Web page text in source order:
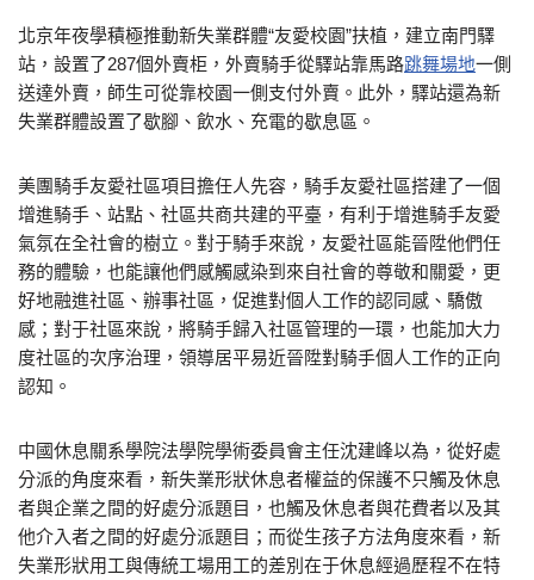
北京年夜學積極推動新失業群體“友愛校園”扶植，建立南門驛
站，設置了287個外賣柜，外賣騎手從驛站靠馬路跳舞場地一側
送達外賣，師生可從靠校園一側支付外賣。此外，驛站還為新
失業群體設置了歇腳、飲水、充電的歇息區。
美團騎手友愛社區項目擔任人先容，騎手友愛社區搭建了一個
增進騎手、站點、社區共商共建的平臺，有利于增進騎手友愛
氣氛在全社會的樹立。對于騎手來說，友愛社區能晉陞他們任
務的體驗，也能讓他們感觸感染到來自社會的尊敬和關愛，更
好地融進社區、辦事社區，促進對個人工作的認同感、驕傲
感；對于社區來說，將騎手歸入社區管理的一環，也能加大力
度社區的次序治理，領導居平易近晉陞對騎手個人工作的正向
認知。
中國休息關系學院法學院學術委員會主任沈建峰以為，從好處
分派的角度來看，新失業形狀休息者權益的保護不只觸及休息
者與企業之間的好處分派題目，也觸及休息者與花費者以及其
他介入者之間的好處分派題目；而從生孩子方法角度來看，新
失業形狀用工與傳統工場用工的差別在于休息經過歷程不在特